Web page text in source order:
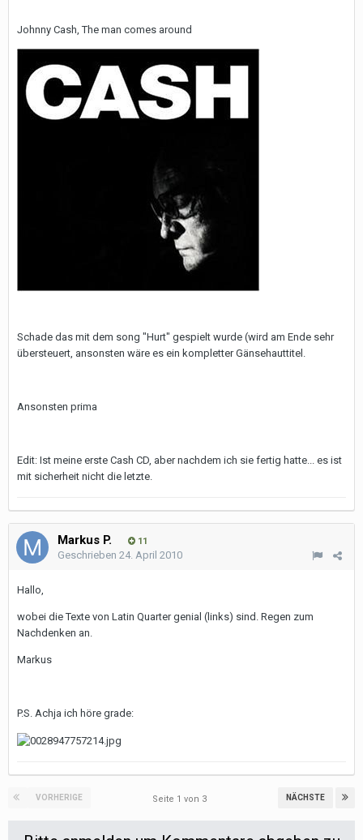
Johnny Cash, The man comes around
Schade das mit dem song "Hurt" gespielt wurde (wird am Ende sehr
übersteuert, ansonsten wäre es ein kompletter Gänsehauttitel.
Ansonsten prima
Edit: Ist meine erste Cash CD, aber nachdem ich sie fertig hatte... es ist
mit sicherheit nicht die letzte.
Markus P. 11
Geschrieben 24. April 2010
Hallo,
wobei die Texte von Latin Quarter genial (links) sind. Regen zum
Nachdenken an.
Markus
P.S. Achja ich höre grade:
VORHERIGE NÄCHSTE
Seite 1 von 3